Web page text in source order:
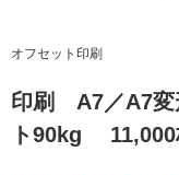
オフセット印刷
印刷 A7／A7変
ト90kg 11,000